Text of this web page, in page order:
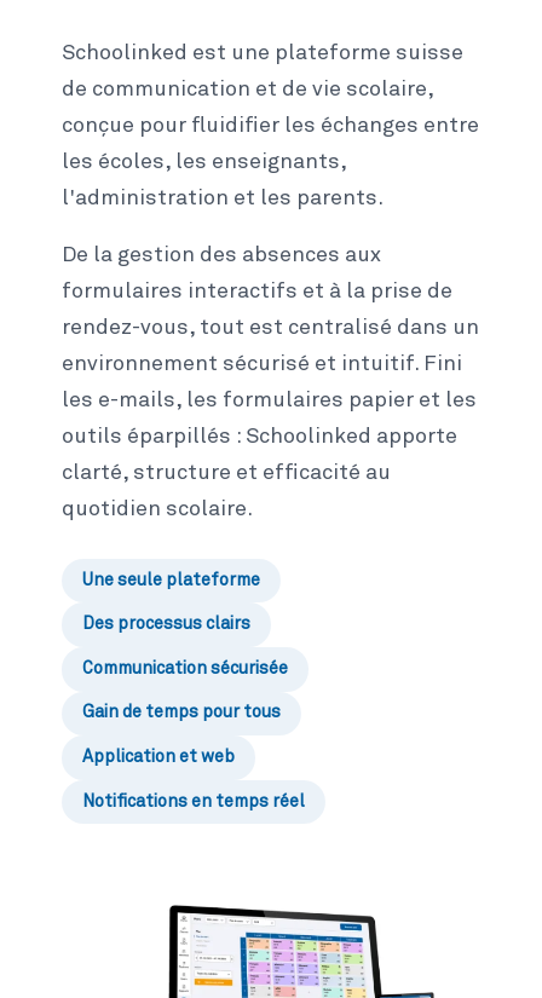
Schoolinked est une plateforme suisse
de communication et de vie scolaire,
conçue pour fluidifier les échanges entre
les écoles, les enseignants,
l'administration et les parents.
De la gestion des absences aux
formulaires interactifs et à la prise de
rendez-vous, tout est centralisé dans un
environnement sécurisé et intuitif. Fini
les e-mails, les formulaires papier et les
outils éparpillés : Schoolinked apporte
clarté, structure et efficacité au
quotidien scolaire.
Une seule plateforme
Des processus clairs
Communication sécurisée
Gain de temps pour tous
Application et web
Notifications en temps réel